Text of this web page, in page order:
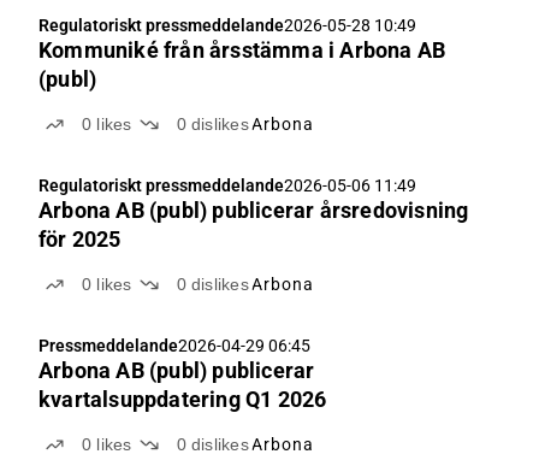
Regulatoriskt pressmeddelande2026-05-28 10:49
Kommuniké från årsstämma i Arbona AB
(publ)
0 likes 0 dislikesArbona
Regulatoriskt pressmeddelande2026-05-06 11:49
Arbona AB (publ) publicerar årsredovisning
för 2025
0 likes 0 dislikesArbona
Pressmeddelande2026-04-29 06:45
Arbona AB (publ) publicerar
kvartalsuppdatering Q1 2026
0 likes 0 dislikesArbona